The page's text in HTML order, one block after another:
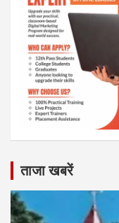
ताजा खबरें